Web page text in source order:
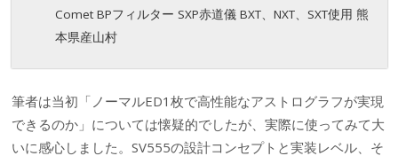
Comet BPフィルター SXP赤道儀 BXT、NXT、SXT使用 熊
本県産山村
筆者は当初「ノーマルED1枚で高性能なアストログラフが実現
できるのか」については懐疑的でしたが、実際に使ってみて大
いに感心しました。SV555の設計コンセプトと実装レベル、そ